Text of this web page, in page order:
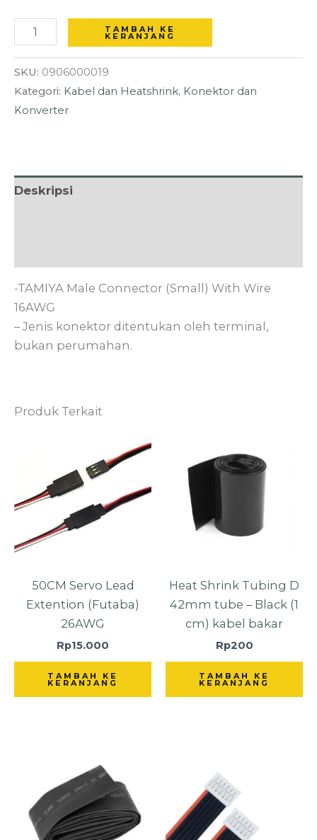
TAMBAH KE
KERANJANG
SKU: 0906000019
Kategori: Kabel dan Heatshrink, Konektor dan
Konverter
Deskripsi
-TAMIYA Male Connector (Small) With Wire
16AWG
– Jenis konektor ditentukan oleh terminal,
bukan perumahan.
Produk Terkait
50CM Servo Lead
Extention (Futaba)
26AWG
Rp15.000
TAMBAH KE
KERANJANG
Heat Shrink Tubing D
42mm tube – Black (1
cm) kabel bakar
Rp200
TAMBAH KE
KERANJANG